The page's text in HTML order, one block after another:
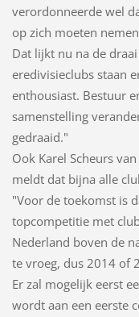
verordonneerde wel
op zich moeten
Dat lijkt nu na de
eredivisieclubs staan
enthousiast. Bestuur
samenstelling
gedraaid."
Ook Karel Scheurs
meldt dat bijna alle
"Voor de toekomst is
topcompetitie met
Nederland boven de
te vroeg, dus 2014 of
Er zal mogelijk eerst
wordt aan een eerste